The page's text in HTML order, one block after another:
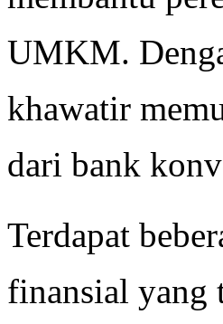
UMKM.
khawatir
dari bank
Terdapat
finansial yang